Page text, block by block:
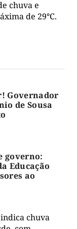
chuva e
de 29°C.
Governador
de Sousa
governo:
Educação
ao
chuva